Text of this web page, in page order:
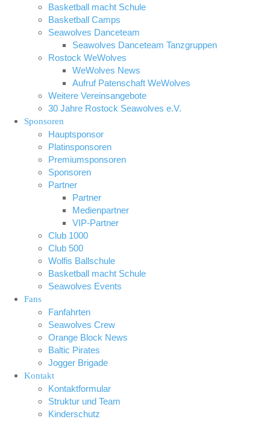
Basketball macht Schule
Basketball Camps
Seawolves Danceteam
Seawolves Danceteam Tanzgruppen
Rostock WeWolves
WeWolves News
Aufruf Patenschaft WeWolves
Weitere Vereinsangebote
30 Jahre Rostock Seawolves e.V.
Sponsoren
Hauptsponsor
Platinsponsoren
Premiumsponsoren
Sponsoren
Partner
Partner
Medienpartner
VIP-Partner
Club 1000
Club 500
Wolfis Ballschule
Basketball macht Schule
Seawolves Events
Fans
Fanfahrten
Seawolves Crew
Orange Block News
Baltic Pirates
Jogger Brigade
Kontakt
Kontaktformular
Struktur und Team
Kinderschutz